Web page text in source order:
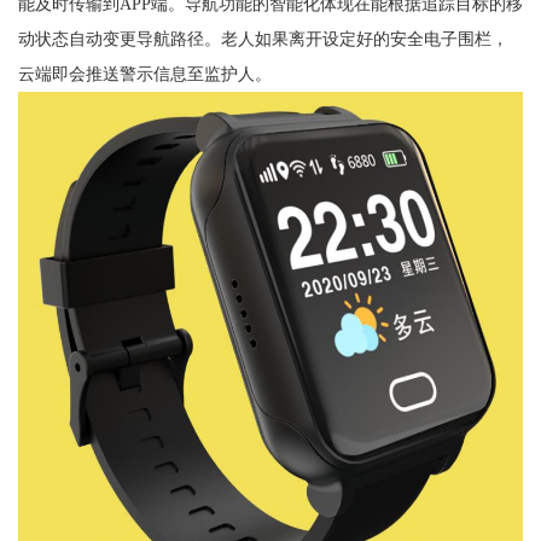
动状态自动变更导航路径。老人如果离开设定好的安全电子围栏，
云端即会推送警示信息至监护人。